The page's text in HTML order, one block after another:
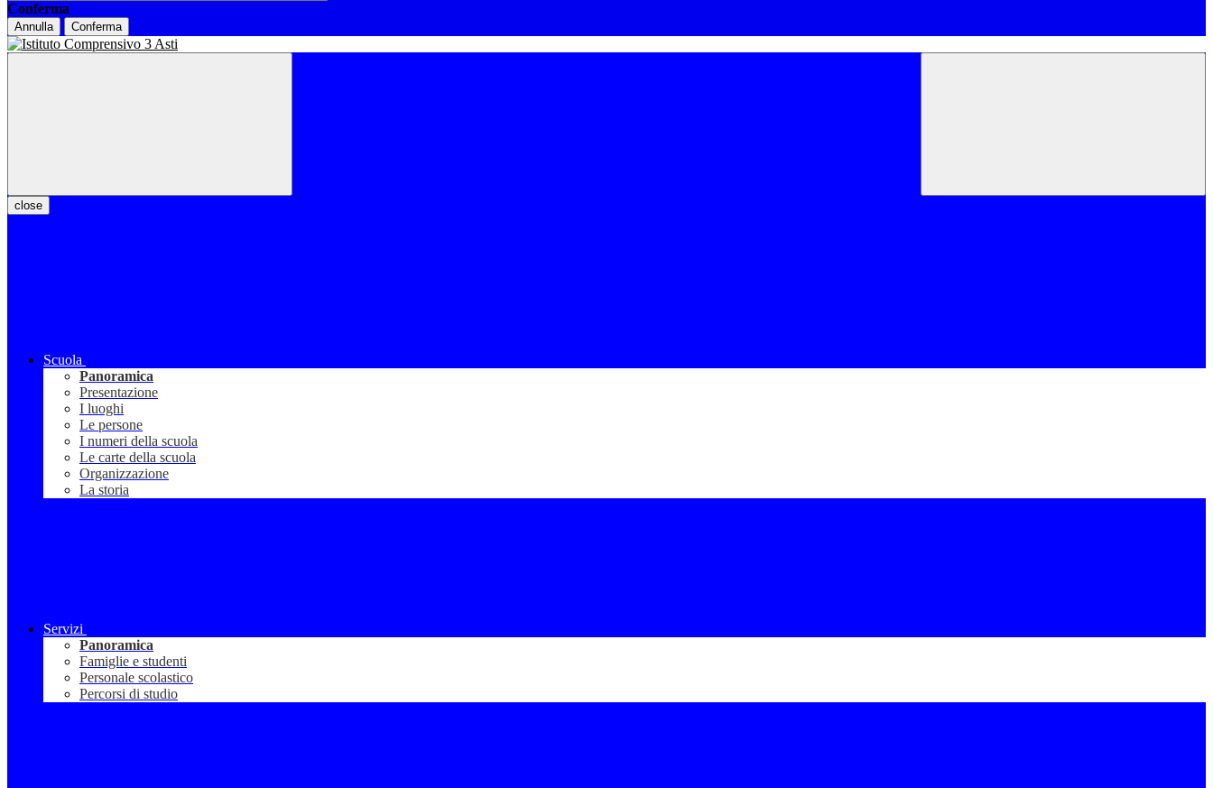
Conferma
Annulla Conferma
close
Scuola
Panoramica
Presentazione
I luoghi
Le persone
I numeri della scuola
Le carte della scuola
Organizzazione
La storia
Servizi
Panoramica
Famiglie e studenti
Personale scolastico
Percorsi di studio